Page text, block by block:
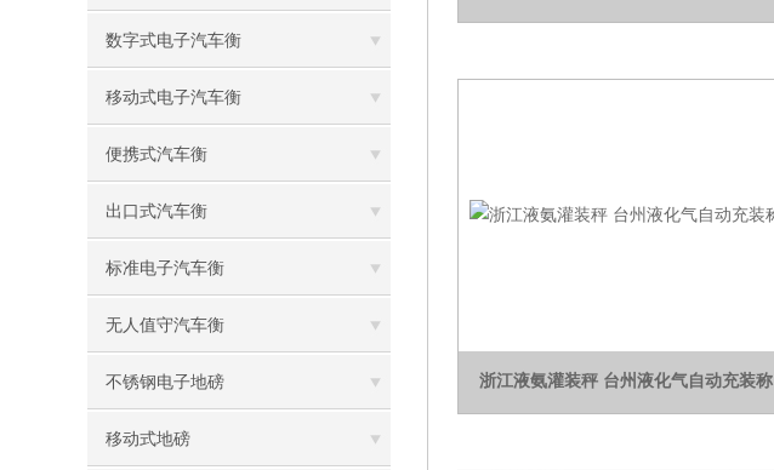
数字式电子汽车衡
移动式电子汽车衡
便携式汽车衡
出口式汽车衡
标准电子汽车衡
无人值守汽车衡
不锈钢电子地磅
移动式地磅
浙江液氨灌装秤 台州液化气自动充装称